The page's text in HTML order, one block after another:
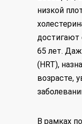
низкой
достигают
65 лет.
(HRT),
возрасте,
В рамках